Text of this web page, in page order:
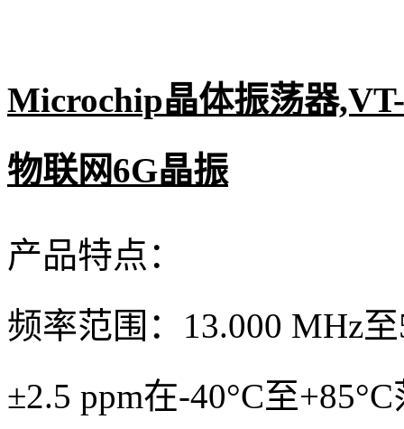
Microchip晶体振荡器
物联网6G晶振
产品特点：
频率范围：13.000 MHz
±2.5 ppm在-40°C至